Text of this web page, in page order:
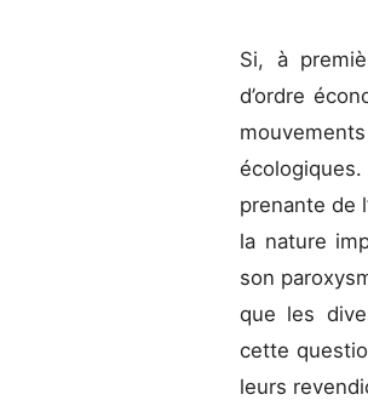
Si, à
d’ordre
prenante de
la nature
son
que les
cette
leurs